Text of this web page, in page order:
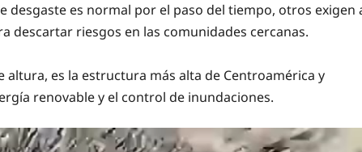
es normal por el paso del tiempo, otros exigen
descartar riesgos en las comunidades cercanas.
es la estructura más alta de Centroamérica y
renovable y el control de inundaciones.